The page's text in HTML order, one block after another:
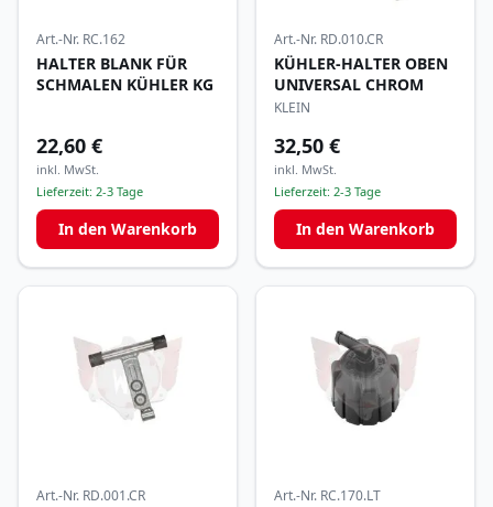
Art.-Nr. RC.162
HALTER BLANK FÜR
SCHMALEN KÜHLER KG
22,60 €
inkl. MwSt.
Lieferzeit: 2-3 Tage
In den Warenkorb
Art.-Nr. RD.010.CR
KÜHLER-HALTER OBEN
UNIVERSAL CHROM
KLEIN
32,50 €
inkl. MwSt.
Lieferzeit: 2-3 Tage
In den Warenkorb
Art.-Nr. RD.001.CR Art.-Nr. RC.170.LT